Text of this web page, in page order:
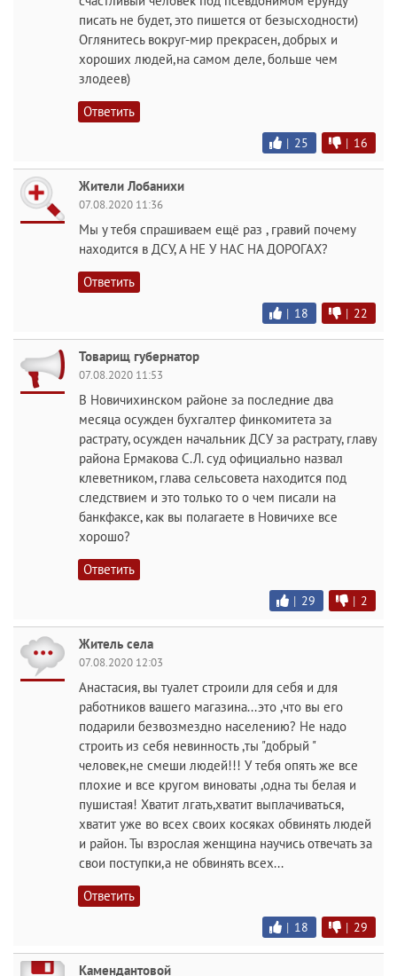
писать не будет, это пишется от безысходности)
Оглянитесь вокруг-мир прекрасен, добрых и
хороших людей,на самом деле, больше чем
злодеев)
Ответить
| 25 | 16
Жители Лобанихи
07.08.2020 11:36
Мы у тебя спрашиваем ещё раз , гравий почему
находится в ДСУ, А НЕ У НАС НА ДОРОГАХ?
Ответить
| 18 | 22
Товарищ губернатор
07.08.2020 11:53
В Новичихинском районе за последние два
месяца осужден бухгалтер финкомитета за
растрату, осужден начальник ДСУ за растрату, главу
района Ермакова С.Л. суд официально назвал
клеветником, глава сельсовета находится под
следствием и это только то о чем писали на
банкфаксе, как вы полагаете в Новичихе все
хорошо?
Ответить
| 29 | 2
Житель села
07.08.2020 12:03
Анастасия, вы туалет строили для себя и для
работников вашего магазина...это ,что вы его
подарили безвозмездно населению? Не надо
строить из себя невинность ,ты "добрый "
человек,не смеши людей!!! У тебя опять же все
плохие и все кругом виноваты ,одна ты белая и
пушистая! Хватит лгать,хватит выплачиваться,
хватит уже во всех своих косяках обвинять людей
и район. Ты взрослая женщина научись отвечать за
свои поступки,а не обвинять всех...
Ответить
| 18 | 29
Камендантовой